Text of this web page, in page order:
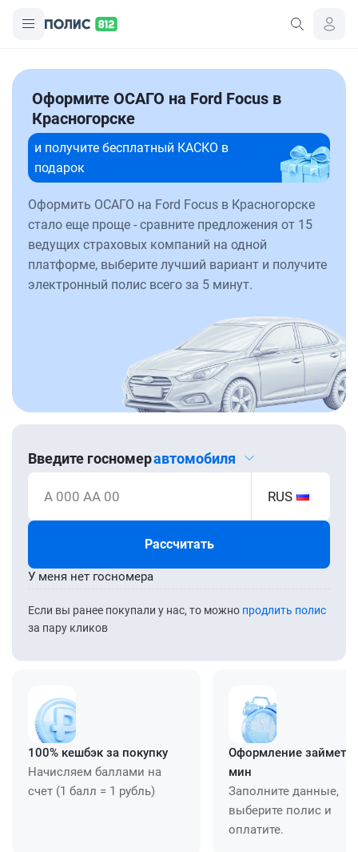
Оформите ОСАГО на Ford Focus в
Красногорске
и получите бесплатный КАСКО в
подарок
Оформить ОСАГО на Ford Focus в Красногорске
стало еще проще - сравните предложения от 15
ведущих страховых компаний на одной
платформе, выберите лучший вариант и получите
электронный полис всего за 5 минут.
Введите госномеравтомобиля
А 000 АА 00 RUS
Рассчитать
Если вы ранее покупали у нас, то можно продлить полис
за пару кликов
У меня нет госномера
100% кешбэк за покупку
Начисляем баллами на
счет (1 балл = 1 рубль)
Оформление займет
мин
Заполните данные,
выберите полис и
оплатите.